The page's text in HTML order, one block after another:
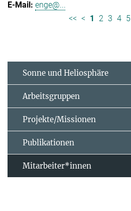
enge@...
<< < 1 2 3 4 5
Sonne und Heliosphäre
Arbeitsgruppen
Projekte/Missionen
Publikationen
Mitarbeiter*innen